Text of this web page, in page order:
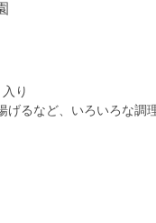
り
るなど、いろいろな調